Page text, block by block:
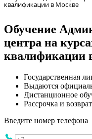
квалификации в Москве
Обучение
центра на
квалификации
Государственная
Выдаются
Дистанционное
Рассрочка и
Введите номер телефона